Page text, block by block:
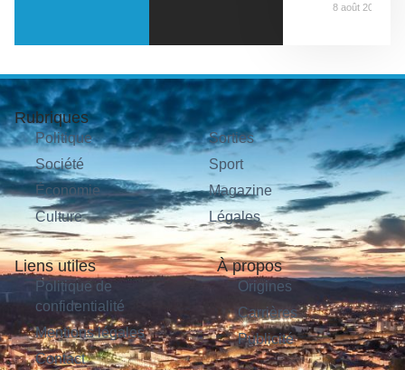
8 août 2026
Rubriques
Politique
Société
Économie
Culture
Sorties
Sport
Magazine
Légales
Liens utiles
Politique de
confidentialité
Mentions légales
Contact
À propos
Origines
Carrières
Publicité